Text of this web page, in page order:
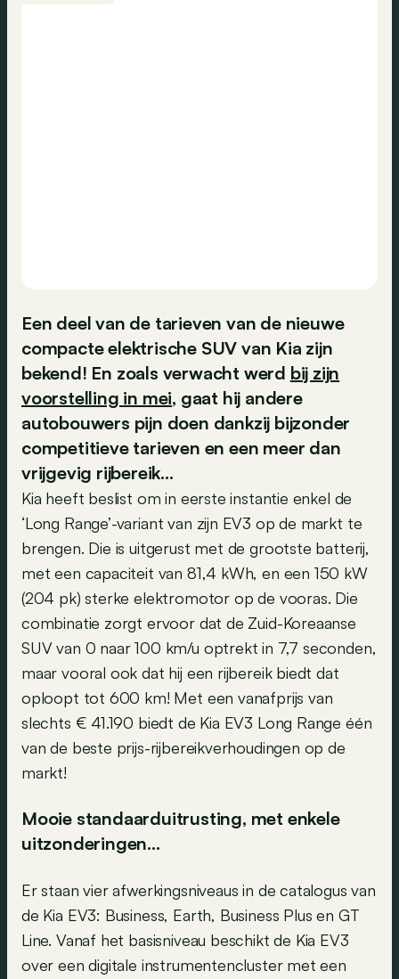
Een deel van de tarieven van de nieuwe
compacte elektrische SUV van Kia zijn
bekend! En zoals verwacht werd bij zijn
voorstelling in mei, gaat hij andere
autobouwers pijn doen dankzij bijzonder
competitieve tarieven en een meer dan
vrijgevig rijbereik...
Kia heeft beslist om in eerste instantie enkel de
‘Long Range’-variant van zijn EV3 op de markt te
brengen. Die is uitgerust met de grootste batterij,
met een capaciteit van 81,4 kWh, en een 150 kW
(204 pk) sterke elektromotor op de vooras. Die
combinatie zorgt ervoor dat de Zuid-Koreaanse
SUV van 0 naar 100 km/u optrekt in 7,7 seconden,
maar vooral ook dat hij een rijbereik biedt dat
oploopt tot 600 km! Met een vanafprijs van
slechts € 41.190 biedt de Kia EV3 Long Range één
van de beste prijs-rijbereikverhoudingen op de
markt!
Mooie standaarduitrusting, met enkele
uitzonderingen...
Er staan vier afwerkingsniveaus in de catalogus van
de Kia EV3: Business, Earth, Business Plus en GT
Line. Vanaf het basisniveau beschikt de Kia EV3
over een digitale instrumentencluster met een